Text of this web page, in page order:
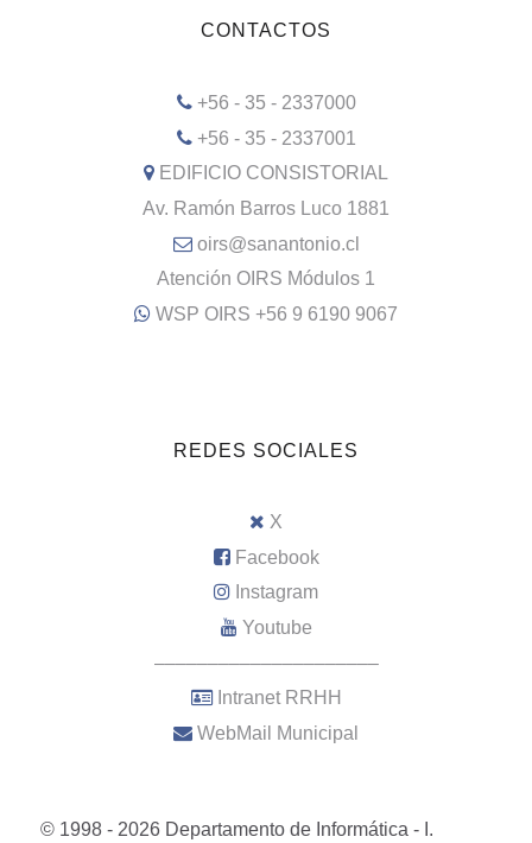
CONTACTOS
+56 - 35 - 2337000
+56 - 35 - 2337001
EDIFICIO CONSISTORIAL
Av. Ramón Barros Luco 1881
oirs@sanantonio.cl
Atención OIRS Módulos 1
WSP OIRS +56 9 6190 9067
REDES SOCIALES
X
Facebook
Instagram
Youtube
–––––––––––––––––––––
Intranet RRHH
WebMail Municipal
© 1998 - 2026 Departamento de Informática - I.